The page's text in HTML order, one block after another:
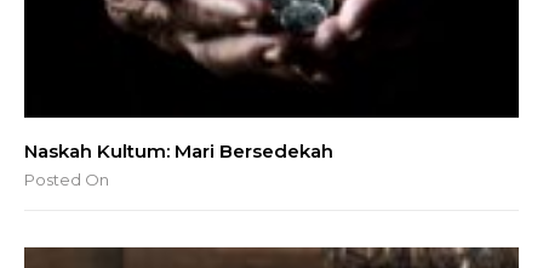
Naskah Kultum: Mari Bersedekah
Posted On